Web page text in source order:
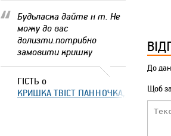
Будьласка дайте н т. Не
можу до вас
долизти.потрибно
замовити кришку
ГІСТЬ о
КРИШКА ТВІСТ ПАННОЧКА, ЩО
До
Щоб